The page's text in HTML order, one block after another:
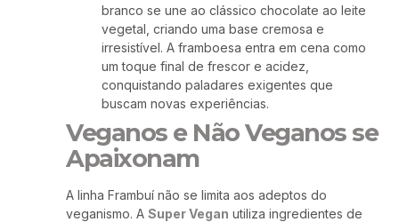
branco se une ao clássico chocolate ao leite
vegetal, criando uma base cremosa e
irresistível. A framboesa entra em cena como
um toque final de frescor e acidez,
conquistando paladares exigentes que
buscam novas experiências.
Veganos e Não Veganos se
Apaixonam
A linha Frambuí não se limita aos adeptos do
veganismo. A Super Vegan utiliza ingredientes de